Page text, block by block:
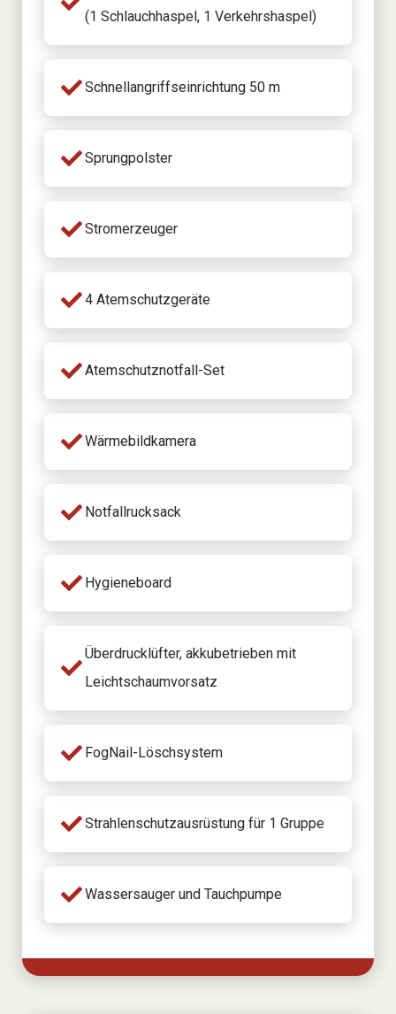
(1 Schlauchhaspel, 1 Verkehrshaspel)
Schnellangriffseinrichtung 50 m
Sprungpolster
Stromerzeuger
4 Atemschutzgeräte
Atemschutznotfall-Set
Wärmebildkamera
Notfallrucksack
Hygieneboard
Überdrucklüfter, akkubetrieben mit
Leichtschaumvorsatz
FogNail-Löschsystem
Strahlenschutzausrüstung für 1 Gruppe
Wassersauger und Tauchpumpe